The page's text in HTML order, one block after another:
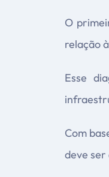
O
relação
Esse
Com
deve ser